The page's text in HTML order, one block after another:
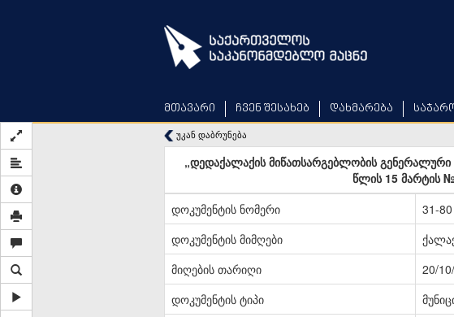
მთავარი ჩვენ შესახებ დახმარება
უკან დაბრუნება
„დედაქალაქის მიწათსარგებლობის გენერალური
წლის 15 მარტის
დოკუმენტის ნომერი
31-80
დოკუმენტის მიმღები
მიღების თარიღი
20/
დოკუმენტის ტიპი